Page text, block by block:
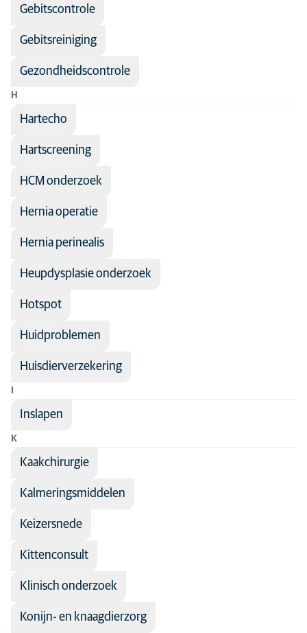
Gebitscontrole
Gebitsreiniging
Gezondheidscontrole
H
Hartecho
Hartscreening
HCM onderzoek
Hernia operatie
Hernia perinealis
Heupdysplasie onderzoek
Hotspot
Huidproblemen
Huisdierverzekering
Inslapen
K
Kaakchirurgie
Kalmeringsmiddelen
Keizersnede
Kittenconsult
Klinisch onderzoek
Konijn- en knaagdierzorg